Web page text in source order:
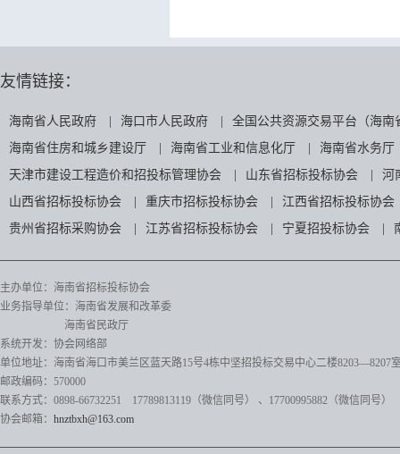
友情链接：
海南省人民政府 海口市人民政府
全国公共资源交易平台（海南
海南省住房和城乡建设厅
海南省工业和信息化厅
海南省水务厅
天津市建设工程造价和招投标管理协会
山东省招标投标协会
河
山西省招标投标协会
重庆市招标投标协会
江西省招标投标协会
贵州省招标采购协会
江苏省招标投标协会 宁夏招投标协会
主办单位：海南省招标投标协会
业务指导单位：海南省发展和改革委
海南省民政厅
系统开发：协会网络部
单位地址：海南省海口市美兰区蓝天路15号4栋中坚招投标交易中心二楼8203—8207
邮政编码：570000
联系方式：0898-66732251 17789813119（微信同号）
、17700995882 （微信同号）
协会邮箱： hnztbxh@163.com